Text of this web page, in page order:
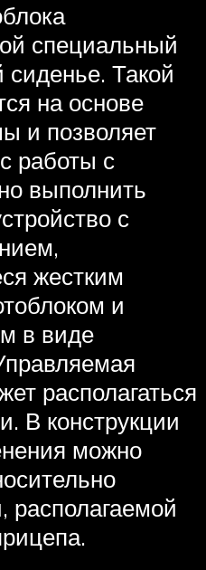
специальный
Такой
на основе
и позволяет
работы с
выполнить
с
жестким
и
в виде
располагаться
В конструкции
можно
располагаемой